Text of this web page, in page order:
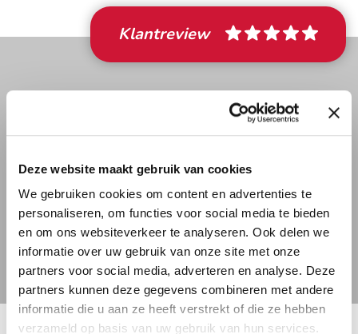
Deze website maakt gebruik van cookies
We gebruiken cookies om content en advertenties te
personaliseren, om functies voor social media te bieden
en om ons websiteverkeer te analyseren. Ook delen we
informatie over uw gebruik van onze site met onze
partners voor social media, adverteren en analyse. Deze
partners kunnen deze gegevens combineren met andere
informatie die u aan ze heeft verstrekt of die ze hebben
verzameld op basis van uw gebruik van hun services.
Klantreview
” Really very happy with this
company! Sander handled our job
and I would highly recommend him.
I found him to be very professional
and attentive with all my queries. 6
stars out of 5!! “
J.L. Diaz